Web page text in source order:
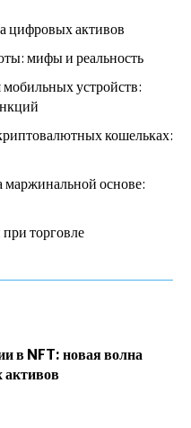
цифровых активов
мифы и реальность
устройств:
кошельках:
маржинальной основе:
торговле
в NFT: новая волна